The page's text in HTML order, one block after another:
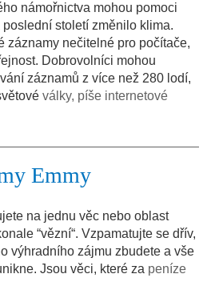
námořnictva mohou pomoci
poslední století změnilo klima.
záznamy nečitelné pro počítače,
Dobrovolníci mohou
záznamů z více než 280 lodí,
války, píše internetové
Emmy
na jednu věc nebo oblast
“vězní“. Vzpamatujte se dřív,
výhradního zájmu zbudete a vše
Jsou věci, které za peníze